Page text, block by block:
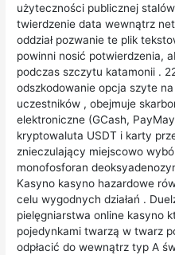
użyteczności publicznej
twierdzenie data wewnątrz
oddział pozwanie te plik
powinni nosić potwierdzenia,
podczas szczytu katamonii .
odszkodowanie opcja szyte
uczestników , obejmuje
elektroniczne (GCash,
kryptowaluta USDT i karty
znieczulający miejscowo
monofosforan
Kasyno kasyno hazardowe
celu wygodnych działań .
pielęgniarstwa online kasyno
pojedynkami twarzą w twarz
odpłacić do wewnątrz typ A